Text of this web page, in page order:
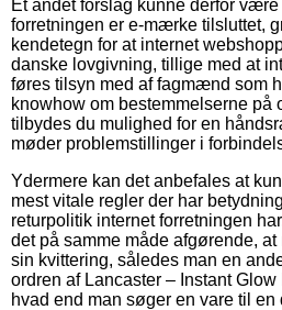
Et andet forslag kunne derfor
forretningen er e-mærke tilsluttet,
kendetegn for at internet
danske lovgivning, tillige med at
føres tilsyn med af fagmænd som
knowhow om bestemmelserne på
tilbydes du mulighed for en
møder problemstillinger i
Ydermere kan det anbefales at
mest vitale regler der har
returpolitik internet forretningen
det på samme måde afgørende,
sin kvittering, således man en
ordren af Lancaster – Instant
hvad end man søger en vare til en